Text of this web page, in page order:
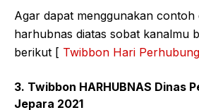
Agar dapat menggunakan contoh
harhubnas diatas sobat kanalmu
berikut [ Twibbon Hari
3. Twibbon HARHUBNAS Dinas
Jepara 2021